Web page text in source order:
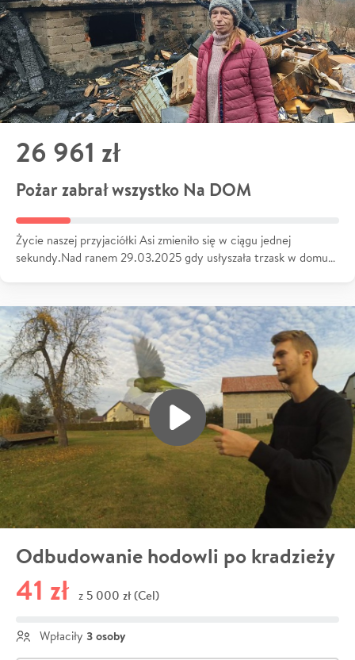
26 961 zł
Pożar zabrał wszystko Na DOM
Życie naszej przyjaciółki Asi zmieniło się w ciągu jednej
sekundy.Nad ranem 29.03.2025 gdy usłyszała trzask w domu…
Odbudowanie hodowli po kradzieży
41 zł z 5 000 zł (Cel)
Wpłaciły 3 osoby